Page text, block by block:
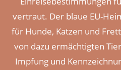
vertraut. Der blaue EU-
für Hunde, Katzen und
von dazu ermächtigten
Impfung und